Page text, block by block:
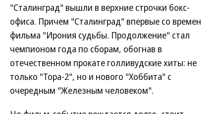
"Сталинград" вышли в верхние строчки бокс-
офиса. Причем "Сталинград" впервые со времен
фильма "Ирония судьбы. Продолжение" стал
чемпионом года по сборам, обогнав в
отечественном прокате голливудские хиты: не
только "Тора-2", но и нового "Хоббита" с
очередным "Железным человеком".